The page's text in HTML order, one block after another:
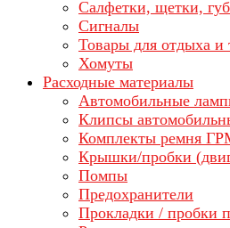
Салфетки, щетки,
Сигналы
Товары для отдыха и
Хомуты
Расходные материалы
Автомобильные
Клипсы
Комплекты ремня
Крышки/пробки
Помпы
Предохранители
Прокладки / пробки